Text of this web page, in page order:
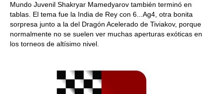
Mundo Juvenil Shakryar Mamedyarov también terminó en
tablas. El tema fue la India de Rey con 6...Ag4, otra bonita
sorpresa junto a la del Dragón Acelerado de Tiviakov, porque
normalmente no se suelen ver muchas aperturas exóticas en
los torneos de altísimo nivel.